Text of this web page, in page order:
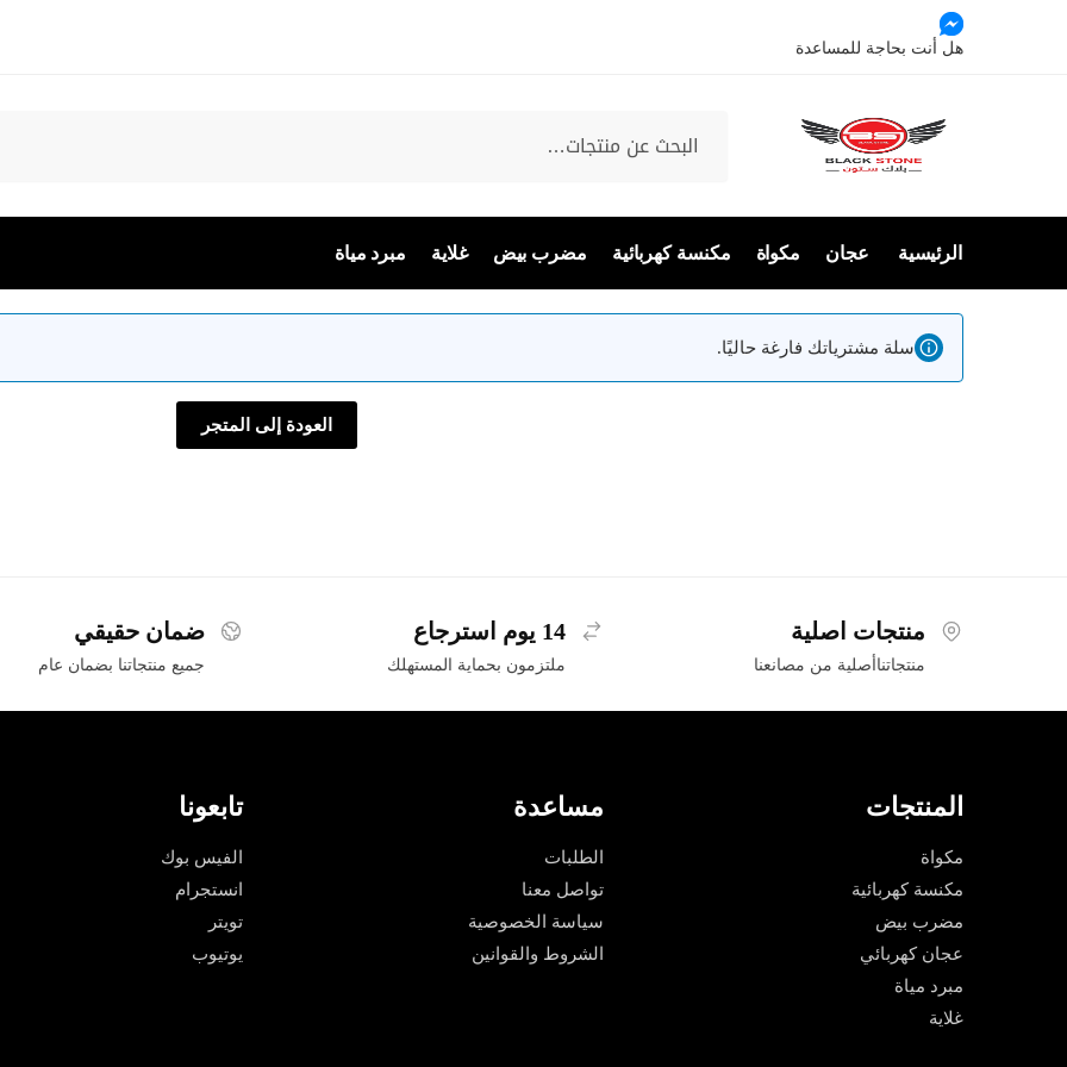
هل أنت بحاجة للمساعدة
الرئيسية عجان مكواة مكنسة كهربائية مضرب بيض غلاية مبرد مياة
سلة مشترياتك فارغة حاليًا.
العودة إلى المتجر
منتجات اصلية
منتجاتناأصلية من مصانعنا
14 يوم استرجاع
ملتزمون بحماية المستهلك
ضمان حقيقي
جميع منتجاتنا بضمان عام
المنتجات
مكواة
مكنسة كهربائية
مضرب بيض
عجان كهربائي
مبرد مياة
غلاية
مساعدة
الطلبات
تواصل معنا
سياسة الخصوصية
الشروط والقوانين
تابعونا
الفيس بوك
انستجرام
تويتر
يوتيوب